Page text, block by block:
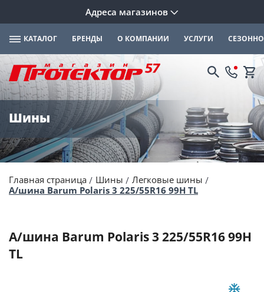
Адреса магазинов
КАТАЛОГ БРЕНДЫ О КОМПАНИИ УСЛУГИ
Шины
Главная страница Шины
Легковые шины
А/шина Barum Polaris 3 225/55R16 99H TL
А/шина Barum Polaris 3 225/55R16 99H
TL